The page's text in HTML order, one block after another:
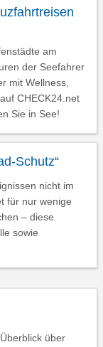
am
der Seefahrer
mit Wellness,
CHECK24.net
Sie in See!
Schutz“
nicht im
für nur wenige
– diese
sowie
über